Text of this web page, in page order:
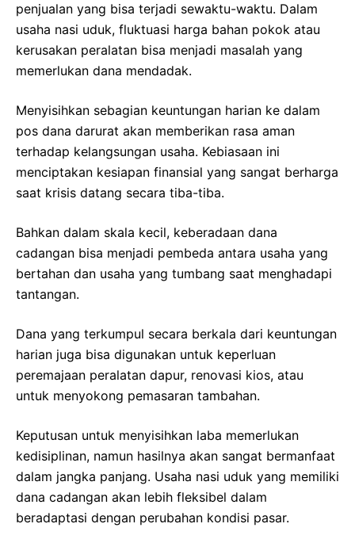
penjualan yang bisa terjadi sewaktu-waktu. Dalam
usaha nasi uduk, fluktuasi harga bahan pokok atau
kerusakan peralatan bisa menjadi masalah yang
memerlukan dana mendadak.
Menyisihkan sebagian keuntungan harian ke dalam
pos dana darurat akan memberikan rasa aman
terhadap kelangsungan usaha. Kebiasaan ini
menciptakan kesiapan finansial yang sangat berharga
saat krisis datang secara tiba-tiba.
Bahkan dalam skala kecil, keberadaan dana
cadangan bisa menjadi pembeda antara usaha yang
bertahan dan usaha yang tumbang saat menghadapi
tantangan.
Dana yang terkumpul secara berkala dari keuntungan
harian juga bisa digunakan untuk keperluan
peremajaan peralatan dapur, renovasi kios, atau
untuk menyokong pemasaran tambahan.
Keputusan untuk menyisihkan laba memerlukan
kedisiplinan, namun hasilnya akan sangat bermanfaat
dalam jangka panjang. Usaha nasi uduk yang memiliki
dana cadangan akan lebih fleksibel dalam
beradaptasi dengan perubahan kondisi pasar.